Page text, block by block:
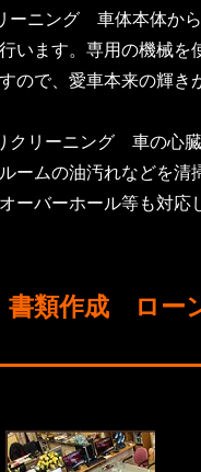
ーニング 車体本体か
います。専用の機械を
ので、愛車本来の輝き
クリーニング 車の心
ームの油汚れなどを清
ーバーホール等も対応
書類作成 ロー